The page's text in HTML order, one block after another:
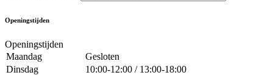
Openingstijden
Openingstijden
Maandag
Gesloten
Dinsdag
10:00-12:00 / 13:00-18:00